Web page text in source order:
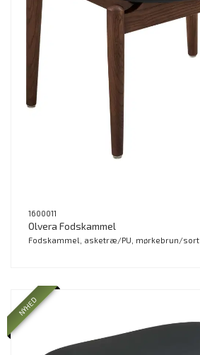
1600011
Olvera Fodskammel
Fodskammel, asketræ/PU, mørkebrun/sort
NYHED